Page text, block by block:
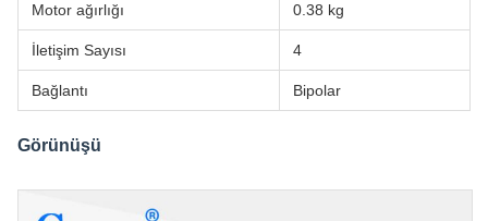
Motor ağırlığı 0.38 kg
İletişim Sayısı 4
Bağlantı Bipolar
Görünüşü